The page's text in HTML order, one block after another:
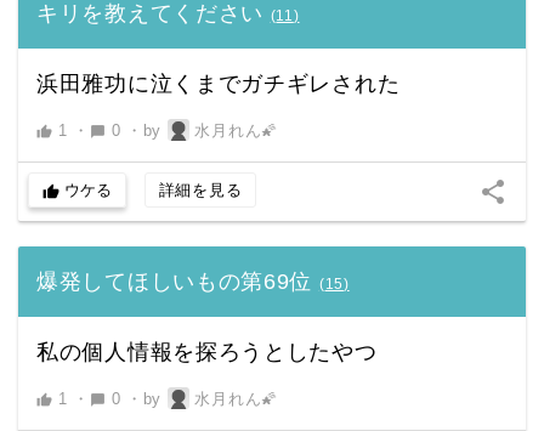
キリを教えてください (11)
浜田雅功に泣くまでガチギレされた
thumb_up 1 ・ chat_bubble 0 ・ by 水月れん🌠
thumb_up ウケる 詳細を見る share
爆発してほしいもの第69位 (15)
私の個人情報を探ろうとしたやつ
thumb_up 1 ・ chat_bubble 0 ・ by 水月れん🌠